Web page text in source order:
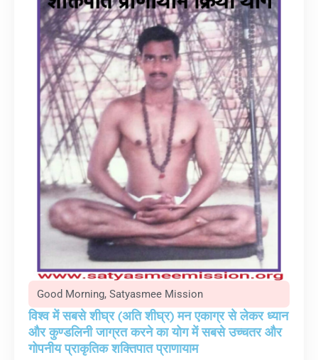
Good Morning, Satyasmee Mission
विश्व में सबसे शीघ्र (अति शीघ्र) मन एकाग्र से लेकर ध्यान
और कुण्डलिनी जाग्रत करने का योग में सबसे उच्चतर और
गोपनीय प्राकृतिक शक्तिपात प्राणायाम